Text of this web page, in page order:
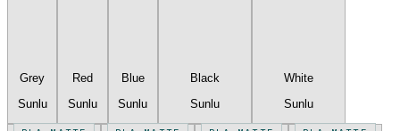
Grey
Sunlu
Red
Sunlu
Blue
Sunlu
Black
Sunlu
White
Sunlu